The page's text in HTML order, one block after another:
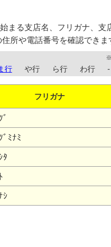
まる支店名、フリガナ、支
所や電話番号を確認できま
※
行 や行 ら行 わ行
フリガナ
ﾞﾐﾅﾐ
ﾀ
ｼ